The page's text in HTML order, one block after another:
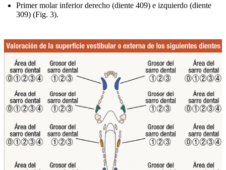
Primer molar inferior derecho (diente 409) e izquierdo (diente
309) (Fig. 3).